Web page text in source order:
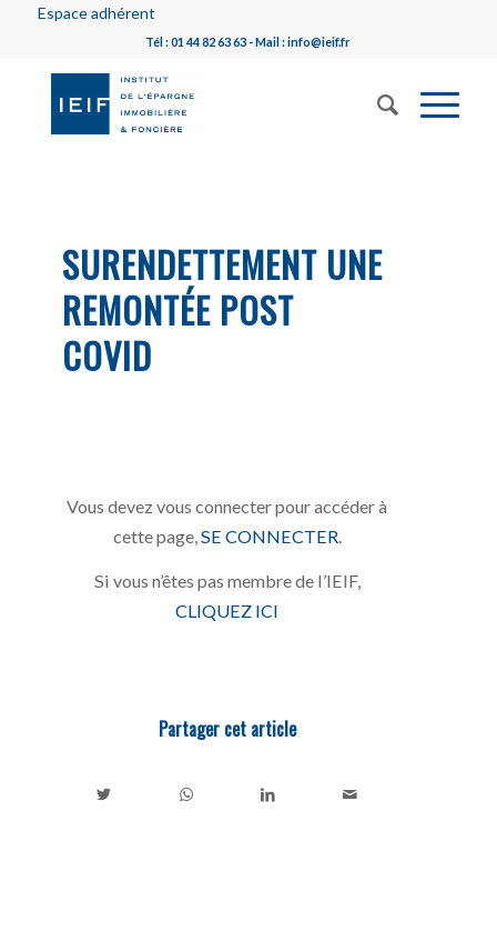
Espace adhérent
Tél : 01 44 82 63 63 - Mail : info@ieif.fr
SURENDETTEMENT UNE
REMONTÉE POST
COVID
Vous devez vous connecter pour accéder à
cette page, SE CONNECTER
Si vous n’êtes pas membre de l’IEIF,
CLIQUEZ ICI
Partager cet article